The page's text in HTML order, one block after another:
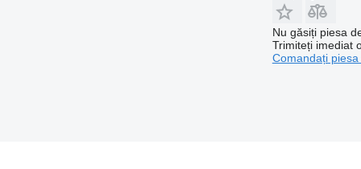
Nu găsiți piesa
Trimiteți imediat
Comandați